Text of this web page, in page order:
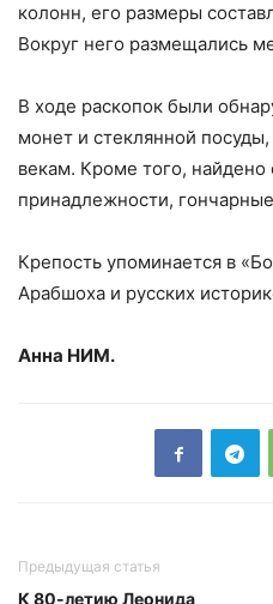
колонн, его размеры
Вокруг него размещались
В ходе раскопок были
монет и стеклянной
векам. Кроме того,
принадлежности,
Крепость упоминается в
Арабшоха и русских
Анна НИМ.
Предыдущая статья
К 80-летию Леонида